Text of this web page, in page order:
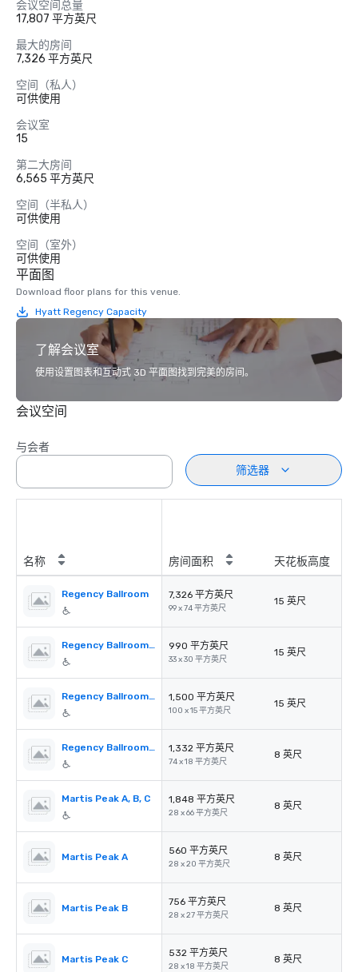
会议空间总量
17,807 平方英尺
最大的房间
7,326 平方英尺
空间（私人）
可供使用
会议室
15
第二大房间
6,565 平方英尺
空间（半私人）
可供使用
空间（室外）
可供使用
平面图
Download floor plans for this venue.
Hyatt Regency Capacity
了解会议室
使用设置图表和互动式 3D 平面图找到完美的房间。
会议空间
与会者
筛选器
名称 房间面积 天花板高度
Regency Ballroom 7,326 平方英尺
99 x 74 平方英尺
15 英尺
Regency Ballroom A–F (each) 990 平方英尺
33 x 30 平方英尺
15 英尺
Regency Ballroom Corridor 1,500 平方英尺
100 x 15 平方英尺
15 英尺
Regency Ballroom Foyer 1,332 平方英尺
74 x 18 平方英尺
8 英尺
Martis Peak A, B, C 1,848 平方英尺
28 x 66 平方英尺
8 英尺
Martis Peak A
560 平方英尺
28 x 20 平方英尺
8 英尺
Martis Peak B
756 平方英尺
28 x 27 平方英尺
8 英尺
Martis Peak C
532 平方英尺
28 x 18 平方英尺
8 英尺